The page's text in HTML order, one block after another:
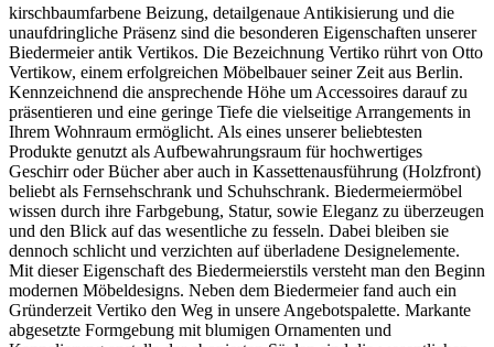
kirschbaumfarbene Beizung, detailgenaue Antikisierung und die
unaufdringliche Präsenz sind die besonderen Eigenschaften unserer
Biedermeier antik Vertikos. Die Bezeichnung Vertiko rührt von Otto
Vertikow, einem erfolgreichen Möbelbauer seiner Zeit aus Berlin.
Kennzeichnend die ansprechende Höhe um Accessoires darauf zu
präsentieren und eine geringe Tiefe die vielseitige Arrangements in
Ihrem Wohnraum ermöglicht. Als eines unserer beliebtesten
Produkte genutzt als Aufbewahrungsraum für hochwertiges
Geschirr oder Bücher aber auch in Kassettenausführung (Holzfront)
beliebt als Fernsehschrank und Schuhschrank. Biedermeiermöbel
wissen durch ihre Farbgebung, Statur, sowie Eleganz zu überzeugen
und den Blick auf das wesentliche zu fesseln. Dabei bleiben sie
dennoch schlicht und verzichten auf überladene Designelemente.
Mit dieser Eigenschaft des Biedermeierstils versteht man den Beginn
modernen Möbeldesigns. Neben dem Biedermeier fand auch ein
Gründerzeit Vertiko den Weg in unsere Angebotspalette. Markante
abgesetzte Formgebung mit blumigen Ornamenten und